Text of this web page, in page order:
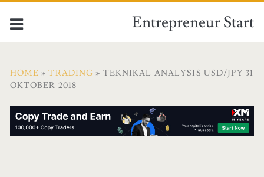
Entrepreneur Start
HOME »TRADING » TEKNIKAL ANALYSIS USD/JPY 31
OKTOBER 2018